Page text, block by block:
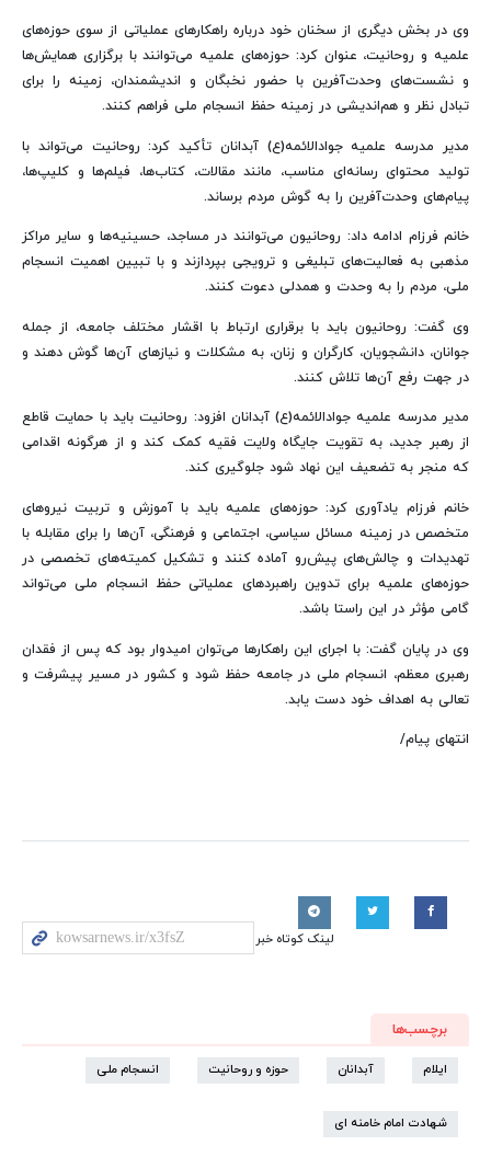
وی در بخش دیگری از سخنان خود درباره راهکارهای عملیاتی از سوی حوزه‌های
علمیه و روحانیت، عنوان کرد: حوزه‌های علمیه می‌توانند با برگزاری همایش‌ها
و نشست‌های وحدت‌آفرین با حضور نخبگان و اندیشمندان، زمینه را برای
تبادل نظر و هم‌اندیشی در زمینه حفظ انسجام ملی فراهم کنند.
مدیر مدرسه علمیه جوادالائمه(ع) آبدانان تأکید کرد: روحانیت می‌تواند با
تولید محتوای رسانه‌ای مناسب، مانند مقالات، کتاب‌ها، فیلم‌ها و کلیپ‌ها،
پیام‌های وحدت‌آفرین را به گوش مردم برساند.
خانم فرزام ادامه داد: روحانیون می‌توانند در مساجد، حسینیه‌ها و سایر مراکز
مذهبی به فعالیت‌های تبلیغی و ترویجی بپردازند و با تبیین اهمیت انسجام
ملی، مردم را به وحدت و همدلی دعوت کنند.
وی گفت: روحانیون باید با برقراری ارتباط با اقشار مختلف جامعه، از جمله
جوانان، دانشجویان، کارگران و زنان، به مشکلات و نیازهای آن‌ها گوش دهند و
در جهت رفع آن‌ها تلاش کنند.
مدیر مدرسه علمیه جوادالائمه(ع) آبدانان افزود: روحانیت باید با حمایت قاطع
از رهبر جدید، به تقویت جایگاه ولایت فقیه کمک کند و از هرگونه اقدامی
که منجر به تضعیف این نهاد شود جلوگیری کند.
خانم فرزام یادآوری کرد: حوزه‌های علمیه باید با آموزش و تربیت نیروهای
متخصص در زمینه مسائل سیاسی، اجتماعی و فرهنگی، آن‌ها را برای مقابله با
تهدیدات و چالش‌های پیش‌رو آماده کنند و تشکیل کمیته‌های تخصصی در
حوزه‌های علمیه برای تدوین راهبردهای عملیاتی حفظ انسجام ملی می‌تواند
گامی مؤثر در این راستا باشد.
وی در پایان گفت: با اجرای این راهکارها می‌توان امیدوار بود که پس از فقدان
رهبری معظم، انسجام ملی در جامعه حفظ شود و کشور در مسیر پیشرفت و
تعالی به اهداف خود دست یابد.
انتهای پیام/
لینک کوتاه خبر
برچسب‌ها
ایلام آبدانان حوزه و روحانیت انسجام ملی
شهادت امام خامنه ای